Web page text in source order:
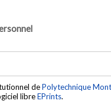
dePolytechnique
libreEPrints.